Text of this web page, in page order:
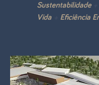
Sustentabilidade
Vida
Eficiência